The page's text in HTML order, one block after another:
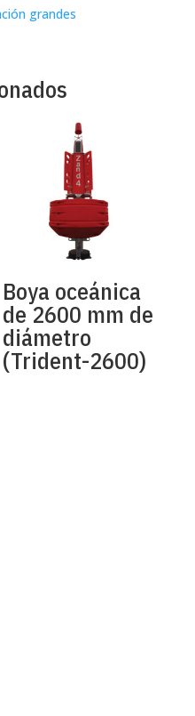
grandes
Boya oceánica
de 2600 mm de
diámetro
(Trident-2600)